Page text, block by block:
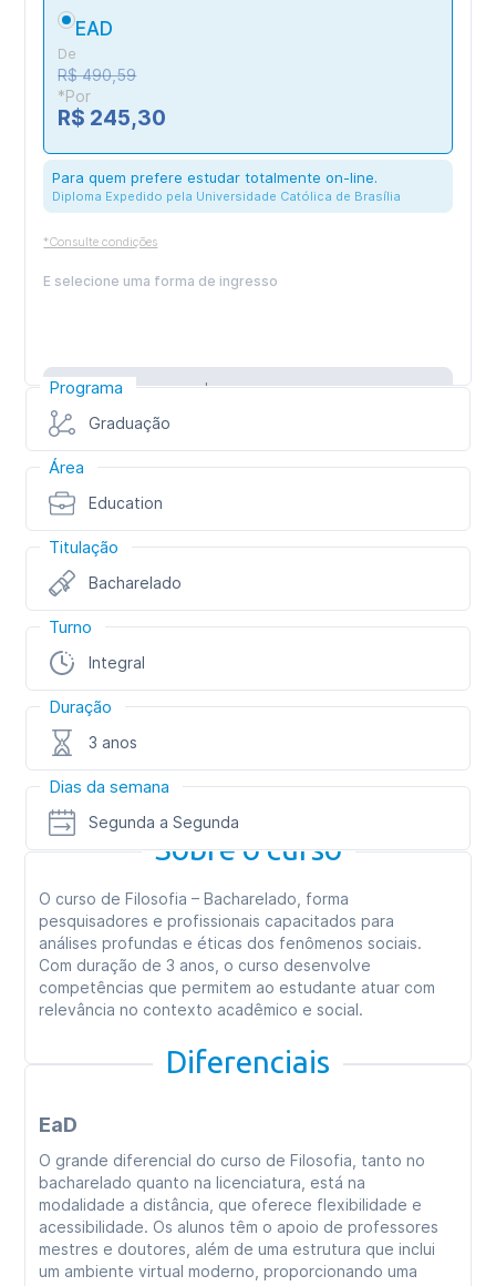
Programa
Graduação
Área
Education
Titulação
Bacharelado
Turno
Integral
Duração
3 anos
Dias da semana
Segunda a Segunda
Sobre o curso
O curso de Filosofia – Bacharelado, forma
pesquisadores e profissionais capacitados para
análises profundas e éticas dos fenômenos sociais.
Com duração de 3 anos, o curso desenvolve
competências que permitem ao estudante atuar com
relevância no contexto acadêmico e social.
Diferenciais
EaD
O grande diferencial do curso de Filosofia, tanto no
bacharelado quanto na licenciatura, está na
modalidade a distância, que oferece flexibilidade e
acessibilidade. Os alunos têm o apoio de professores
mestres e doutores, além de uma estrutura que inclui
um ambiente virtual moderno, proporcionando uma
EAD
De
R$ 490,59
*Por
R$ 245,30
Para quem prefere estudar totalmente on-line.
Diploma Expedido pela Universidade Católica de Brasília
*Consulte condições
E selecione uma forma de ingresso
Inscreva-se